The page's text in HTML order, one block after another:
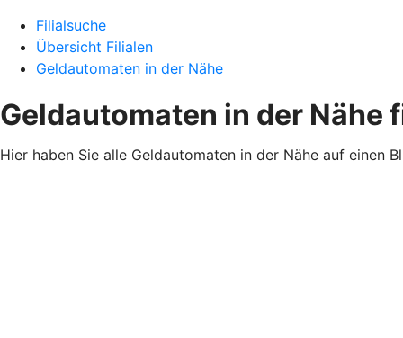
Filialsuche
Übersicht Filialen
Geldautomaten in der Nähe
Geldautomaten in der Nähe
Hier haben Sie alle Geldautomaten in der Nähe auf einen